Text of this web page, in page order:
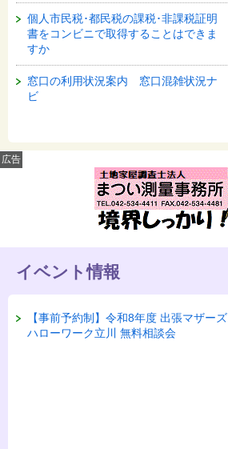
個人市民税･都民税の課税･非課税証明
書をコンビニで取得することはできま
すか
窓口の利用状況案内 窓口混雑状況ナ
ビ
広告
イベント情報
【事前予約制】令和8年度 出張マザーズ
ハローワーク立川 無料相談会